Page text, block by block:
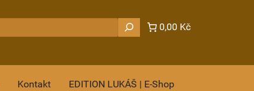
0,00 Kč
Kontakt EDITION LUKÁŠ | E-Shop